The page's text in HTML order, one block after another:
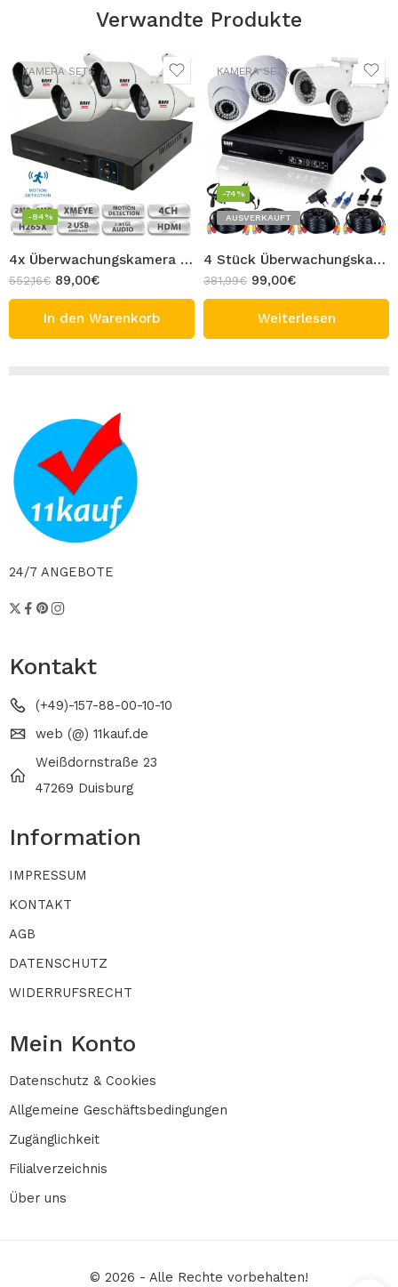
Verwandte Produkte
KAMERA SETS
4x Überwachungskamera Set 2MP Full HD Metall Gehäuse Array LED 4 Stück Kamera mit 4CH 5MP Hybrid Aufnahmegerät Innen & Außen Bereich Bullet Kamera
-84%
552,16€ 89,00€
In den Warenkorb
KAMERA SETS
4 Stück Überwachungskamera Set 2x Dome 2x Bullet Full HD Metall Gehäuse AHD Kamera mit 4CH Aufnahmegerät mit 4x Kabel Innen & Außen 1MP DVR
-74%
AUSVERKAUFT
381,99€ 99,00€
Weiterlesen
24/7 ANGEBOTE
Kontakt
(+49)-157-88-00-10-10
web (@) 11kauf.de
Weißdornstraße 23
47269 Duisburg
Information
IMPRESSUM
KONTAKT
AGB
DATENSCHUTZ
WIDERRUFSRECHT
Mein Konto
Datenschutz & Cookies
Allgemeine Geschäftsbedingungen
Zugänglichkeit
Filialverzeichnis
Über uns
© 2026 - Alle Rechte vorbehalten!